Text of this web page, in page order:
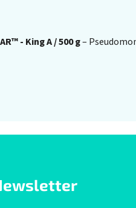
- King A / 500 g–